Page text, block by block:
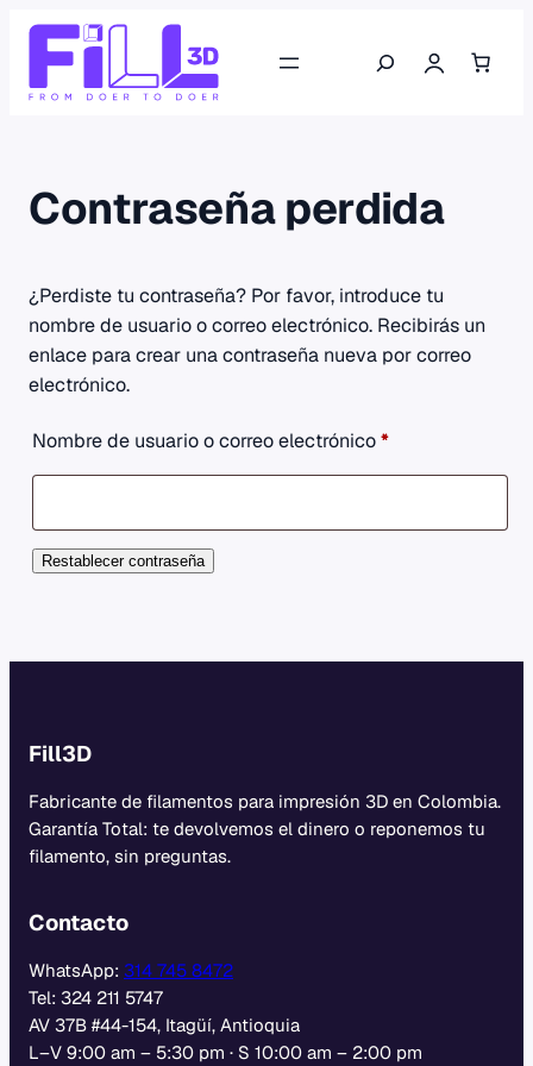
Saltar
contenido
Buscar
Contraseña perdida
¿Perdiste tu contraseña? Por favor, introduce tu
nombre de usuario o correo electrónico. Recibirás un
enlace para crear una contraseña nueva por correo
electrónico.
Nombre de usuario o correo electrónico*Obligatorio
Restablecer contraseña
Fill3D
Fabricante de filamentos para impresión 3D en Colombia.
Garantía Total: te devolvemos el dinero o reponemos tu
filamento, sin preguntas.
Contacto
WhatsApp: 314 745 8472
Tel: 324 211 5747
AV 37B #44-154, Itagüí, Antioquia
L–V 9:00 am – 5:30 pm · S 10:00 am – 2:00 pm